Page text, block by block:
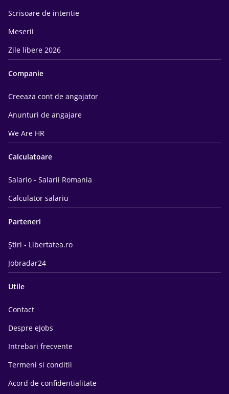
Scrisoare de intentie
Meserii
Zile libere 2026
Companie
Creeaza cont de angajator
Anunturi de angajare
We Are HR
Calculatoare
Salario - Salarii Romania
Calculator salariu
Parteneri
Știri - Libertatea.ro
Jobradar24
Utile
Contact
Despre eJobs
Intrebari frecvente
Termeni si conditii
Acord de confidentialitate